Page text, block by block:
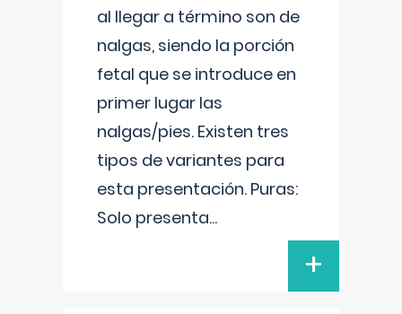
al llegar a término son de
nalgas, siendo la porción
fetal que se introduce en
primer lugar las
nalgas/pies. Existen tres
tipos de variantes para
esta presentación. Puras:
Solo presenta...
+